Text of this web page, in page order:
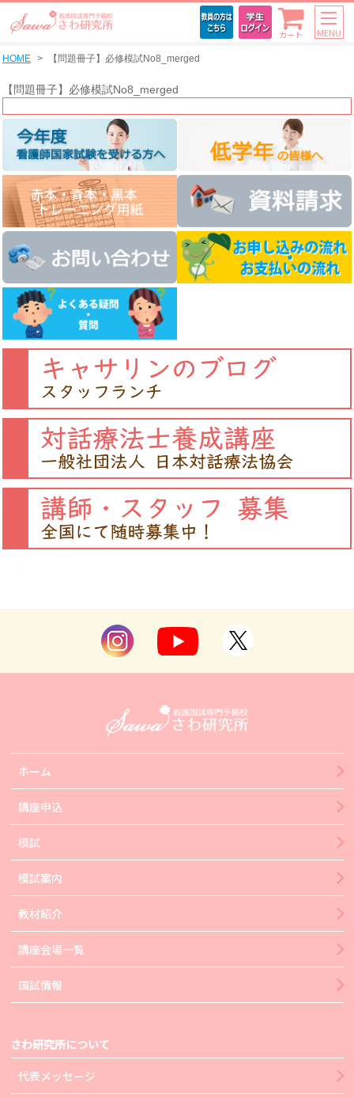
カート MENU
HOME 【問題冊子】必修模試No8_merged
【問題冊子】必修模試No8_merged
ホーム
講座申込
模試
模試案内
教材紹介
講座会場一覧
国試情報
さわ研究所について
代表メッセージ